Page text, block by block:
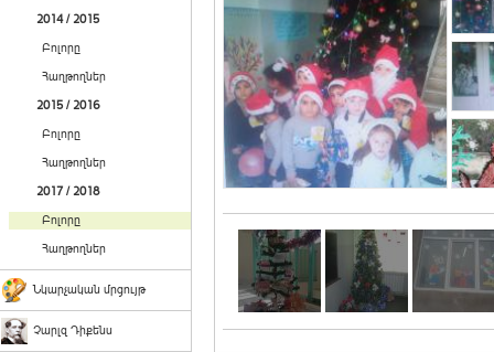
2014 / 2015
Բոլորը
Հաղթողներ
2015 / 2016
Բոլորը
Հաղթողներ
2017 / 2018
Բոլորը
Հաղթողներ
Նկարչական մրցույթ
Չարլզ Դիքենս